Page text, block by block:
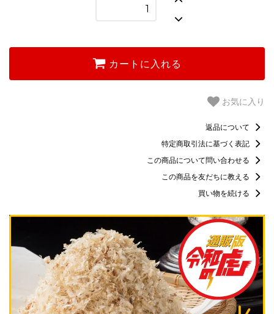
カートに入れる
お気に入り
返品について
特定商取引法に基づく表記
この商品について問い合わせる
この商品を友だちに教える
買い物を続ける